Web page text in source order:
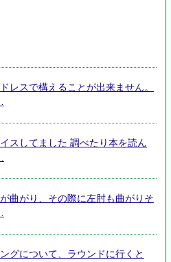
レスで構えることが出来ません。
スしてました 調べたり本を読ん
曲がり、その際に左肘も曲がりそ
グについて、ラウンドに行くと